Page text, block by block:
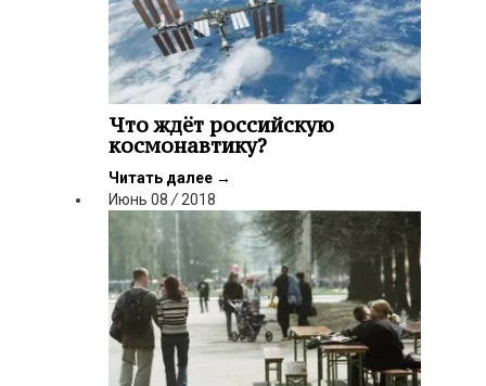
Что ждёт российскую
космонавтику?
Читать далее →
Июнь 08 / 2018